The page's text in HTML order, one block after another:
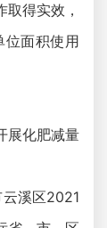
得实效，
位面积使用
展化肥减量
溪区2021